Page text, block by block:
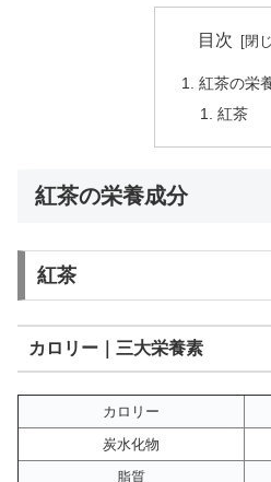
目次
紅茶の栄
紅茶
紅茶の栄養成分
紅茶
カロリー｜三大栄養素
カロリー
炭水化物
脂質